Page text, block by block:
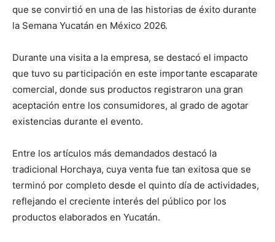
que se convirtió en una de las historias de éxito durante
la Semana Yucatán en México 2026.
Durante una visita a la empresa, se destacó el impacto
que tuvo su participación en este importante escaparate
comercial, donde sus productos registraron una gran
aceptación entre los consumidores, al grado de agotar
existencias durante el evento.
Entre los artículos más demandados destacó la
tradicional Horchaya, cuya venta fue tan exitosa que se
terminó por completo desde el quinto día de actividades,
reflejando el creciente interés del público por los
productos elaborados en Yucatán.